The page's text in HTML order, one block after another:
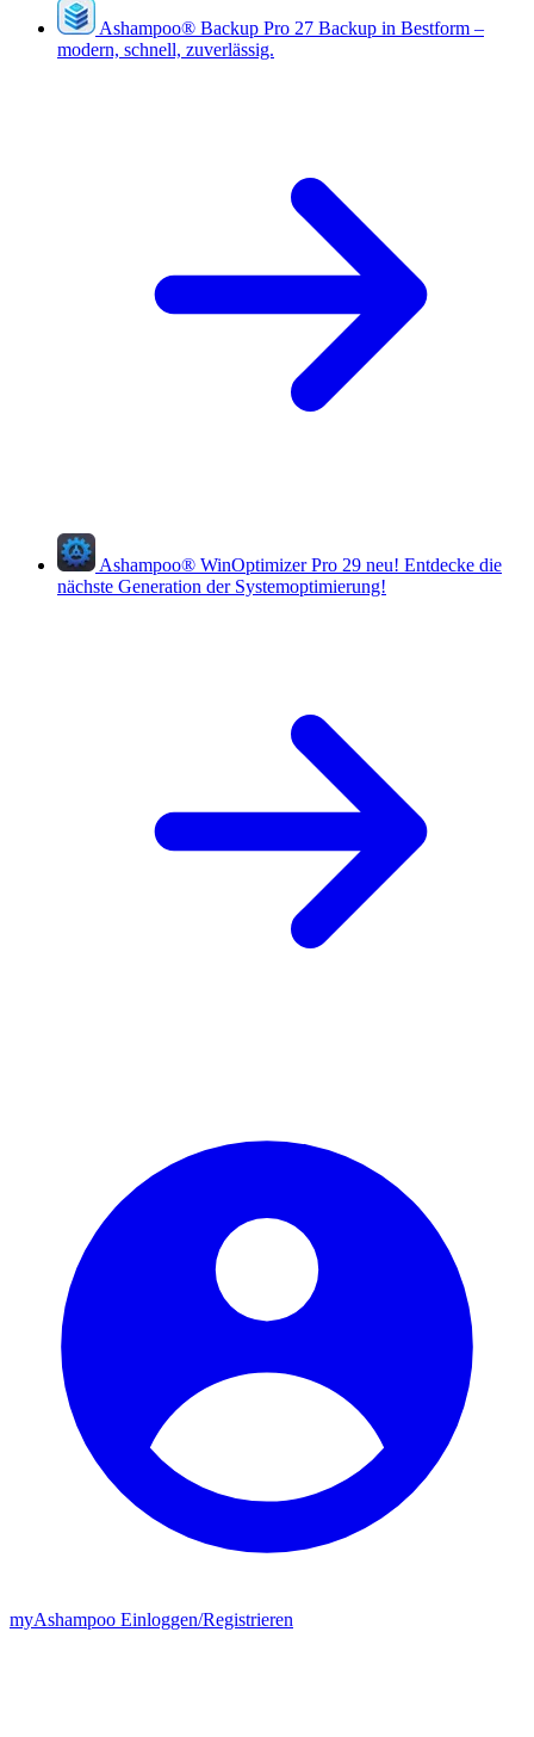
Ashampoo® Backup Pro 27 Backup in Bestform –
modern, schnell, zuverlässig.
Ashampoo® WinOptimizer Pro 29 neu! Entdecke die
nächste Generation der Systemoptimierung!
myAshampoo Einloggen/Registrieren